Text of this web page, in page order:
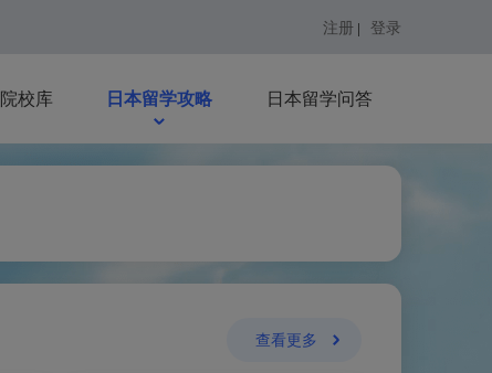
注册 | 登录
院校库 日本留学攻略 日本留学问答
查看更多